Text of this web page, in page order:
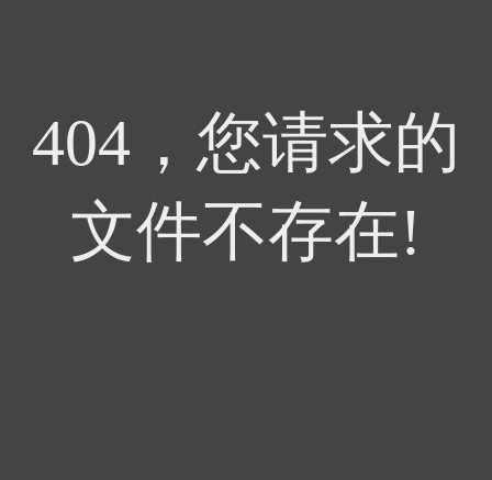
404，您请求的
文件不存在!